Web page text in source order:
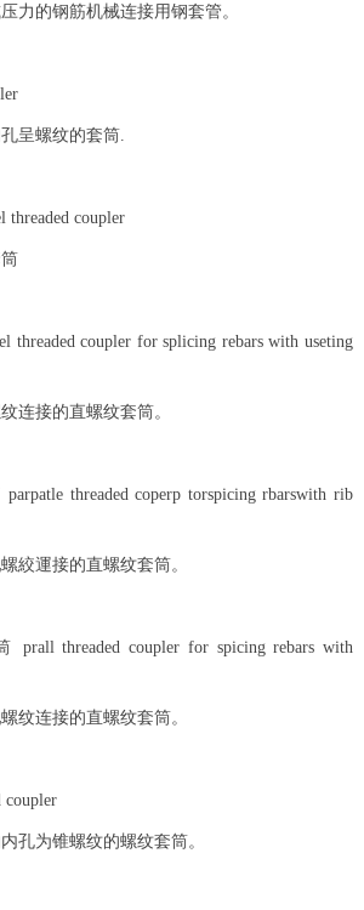
力的钢筋机械连接用钢套管。
呈螺纹的套筒.
threaded coupler
threaded coupler for splicing rebars with useting
连接的直螺纹套筒。
threaded coperp torspicing rbarswith rib
絞運接的直螺纹套筒。
threaded coupler for spicing rebars with
纹连接的直螺纹套筒。
coupler
孔为锥螺纹的螺纹套筒。